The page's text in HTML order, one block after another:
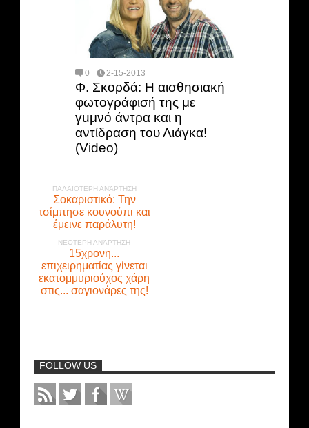
0 2-15-2013
Φ. Σκορδά: Η αισθησιακή
φωτογράφισή της με
γuμνό άντρα και η
αντίδραση του Λιάγκα!
(Video)
ΠΑΛΑΙΌΤΕΡΗ ΑΝΆΡΤΗΣΗ
Σοκαριστικό: Την
τσίμπησε κουνούπι και
έμεινε παράλυτη!
ΝΕΌΤΕΡΗ ΑΝΆΡΤΗΣΗ
15χρονη...
επιχειρηματίας γίνεται
εκατομμυριούχος χάρη
στις... σαγιονάρες της!
FOLLOW US